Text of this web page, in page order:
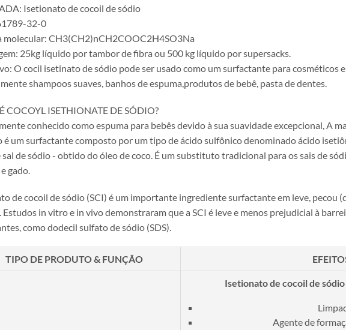
Isetionato de cocoil de sódio
32-0
molecular: CH3(CH2)nCH2COOC2H4SO3Na
25kg líquido por tambor de fibra ou 500 kg líquido por supersacks.
O cocil isetinato de sódio pode ser usado como um surfactante para cosméticos
shampoos suaves, banhos de espuma,produtos de bebê, pasta de dentes.
COCOYL ISETHIONATE DE SÓDIO?
conhecido como espuma para bebês devido à sua suavidade excepcional, A
é um surfactante composto por um tipo de ácido sulfônico denominado ácido
sal de sódio - obtido do óleo de coco. É um substituto tradicional para os sais de
gado.
de cocoil de sódio (SCI) é um importante ingrediente surfactante em leve, pecou
Estudos in vitro e in vivo demonstraram que a SCI é leve e menos prejudicial à
como dodecil sulfato de sódio (SDS).
TIPO DE PRODUTO & FUNÇÃO
Isetionato de cocoil de
Agente de